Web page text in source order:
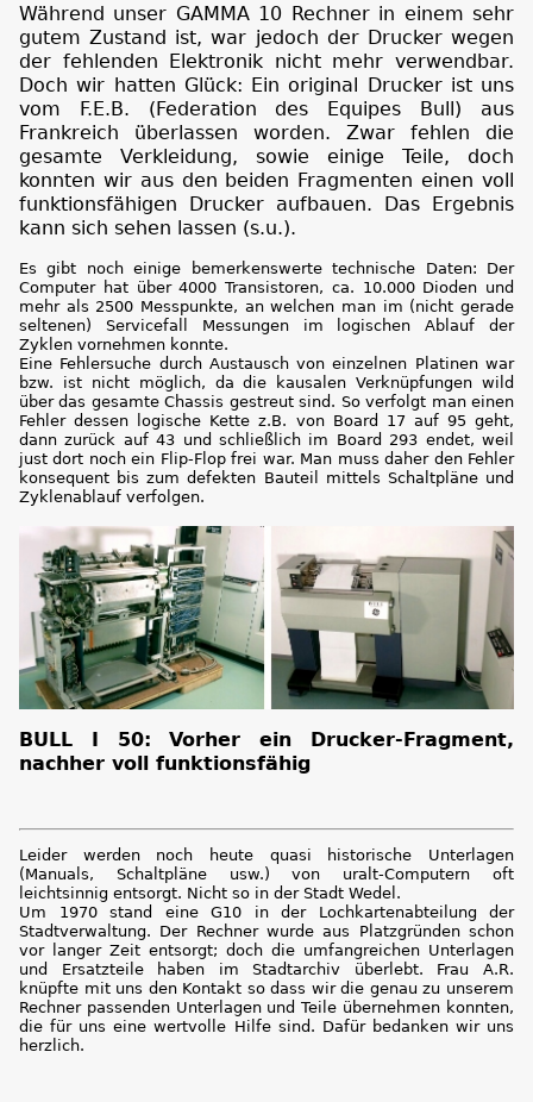
Während unser GAMMA 10 Rechner in einem sehr
gutem Zustand ist, war jedoch der Drucker wegen
der fehlenden Elektronik nicht mehr verwendbar.
Doch wir hatten Glück: Ein original Drucker ist uns
vom F.E.B. (Federation des Equipes Bull) aus
Frankreich überlassen worden. Zwar fehlen die
gesamte Verkleidung, sowie einige Teile, doch
konnten wir aus den beiden Fragmenten einen voll
funktionsfähigen Drucker aufbauen. Das Ergebnis
kann sich sehen lassen (s.u.).
Es gibt noch einige bemerkenswerte technische Daten: Der
Computer hat über 4000 Transistoren, ca. 10.000 Dioden und
mehr als 2500 Messpunkte, an welchen man im (nicht gerade
seltenen) Servicefall Messungen im logischen Ablauf der
Zyklen vornehmen konnte.
Eine Fehlersuche durch Austausch von einzelnen Platinen war
bzw. ist nicht möglich, da die kausalen Verknüpfungen wild
über das gesamte Chassis gestreut sind. So verfolgt man einen
Fehler dessen logische Kette z.B. von Board 17 auf 95 geht,
dann zurück auf 43 und schließlich im Board 293 endet, weil
just dort noch ein Flip-Flop frei war. Man muss daher den Fehler
konsequent bis zum defekten Bauteil mittels Schaltpläne und
Zyklenablauf verfolgen.
BULL I 50: Vorher ein Drucker-Fragment,
nachher voll funktionsfähig
Leider werden noch heute quasi historische Unterlagen
(Manuals, Schaltpläne usw.) von uralt-Computern oft
leichtsinnig entsorgt. Nicht so in der Stadt Wedel.
Um 1970 stand eine G10 in der Lochkartenabteilung der
Stadtverwaltung. Der Rechner wurde aus Platzgründen schon
vor langer Zeit entsorgt; doch die umfangreichen Unterlagen
und Ersatzteile haben im Stadtarchiv überlebt. Frau A.R.
knüpfte mit uns den Kontakt so dass wir die genau zu unserem
Rechner passenden Unterlagen und Teile übernehmen konnten,
die für uns eine wertvolle Hilfe sind. Dafür bedanken wir uns
herzlich.